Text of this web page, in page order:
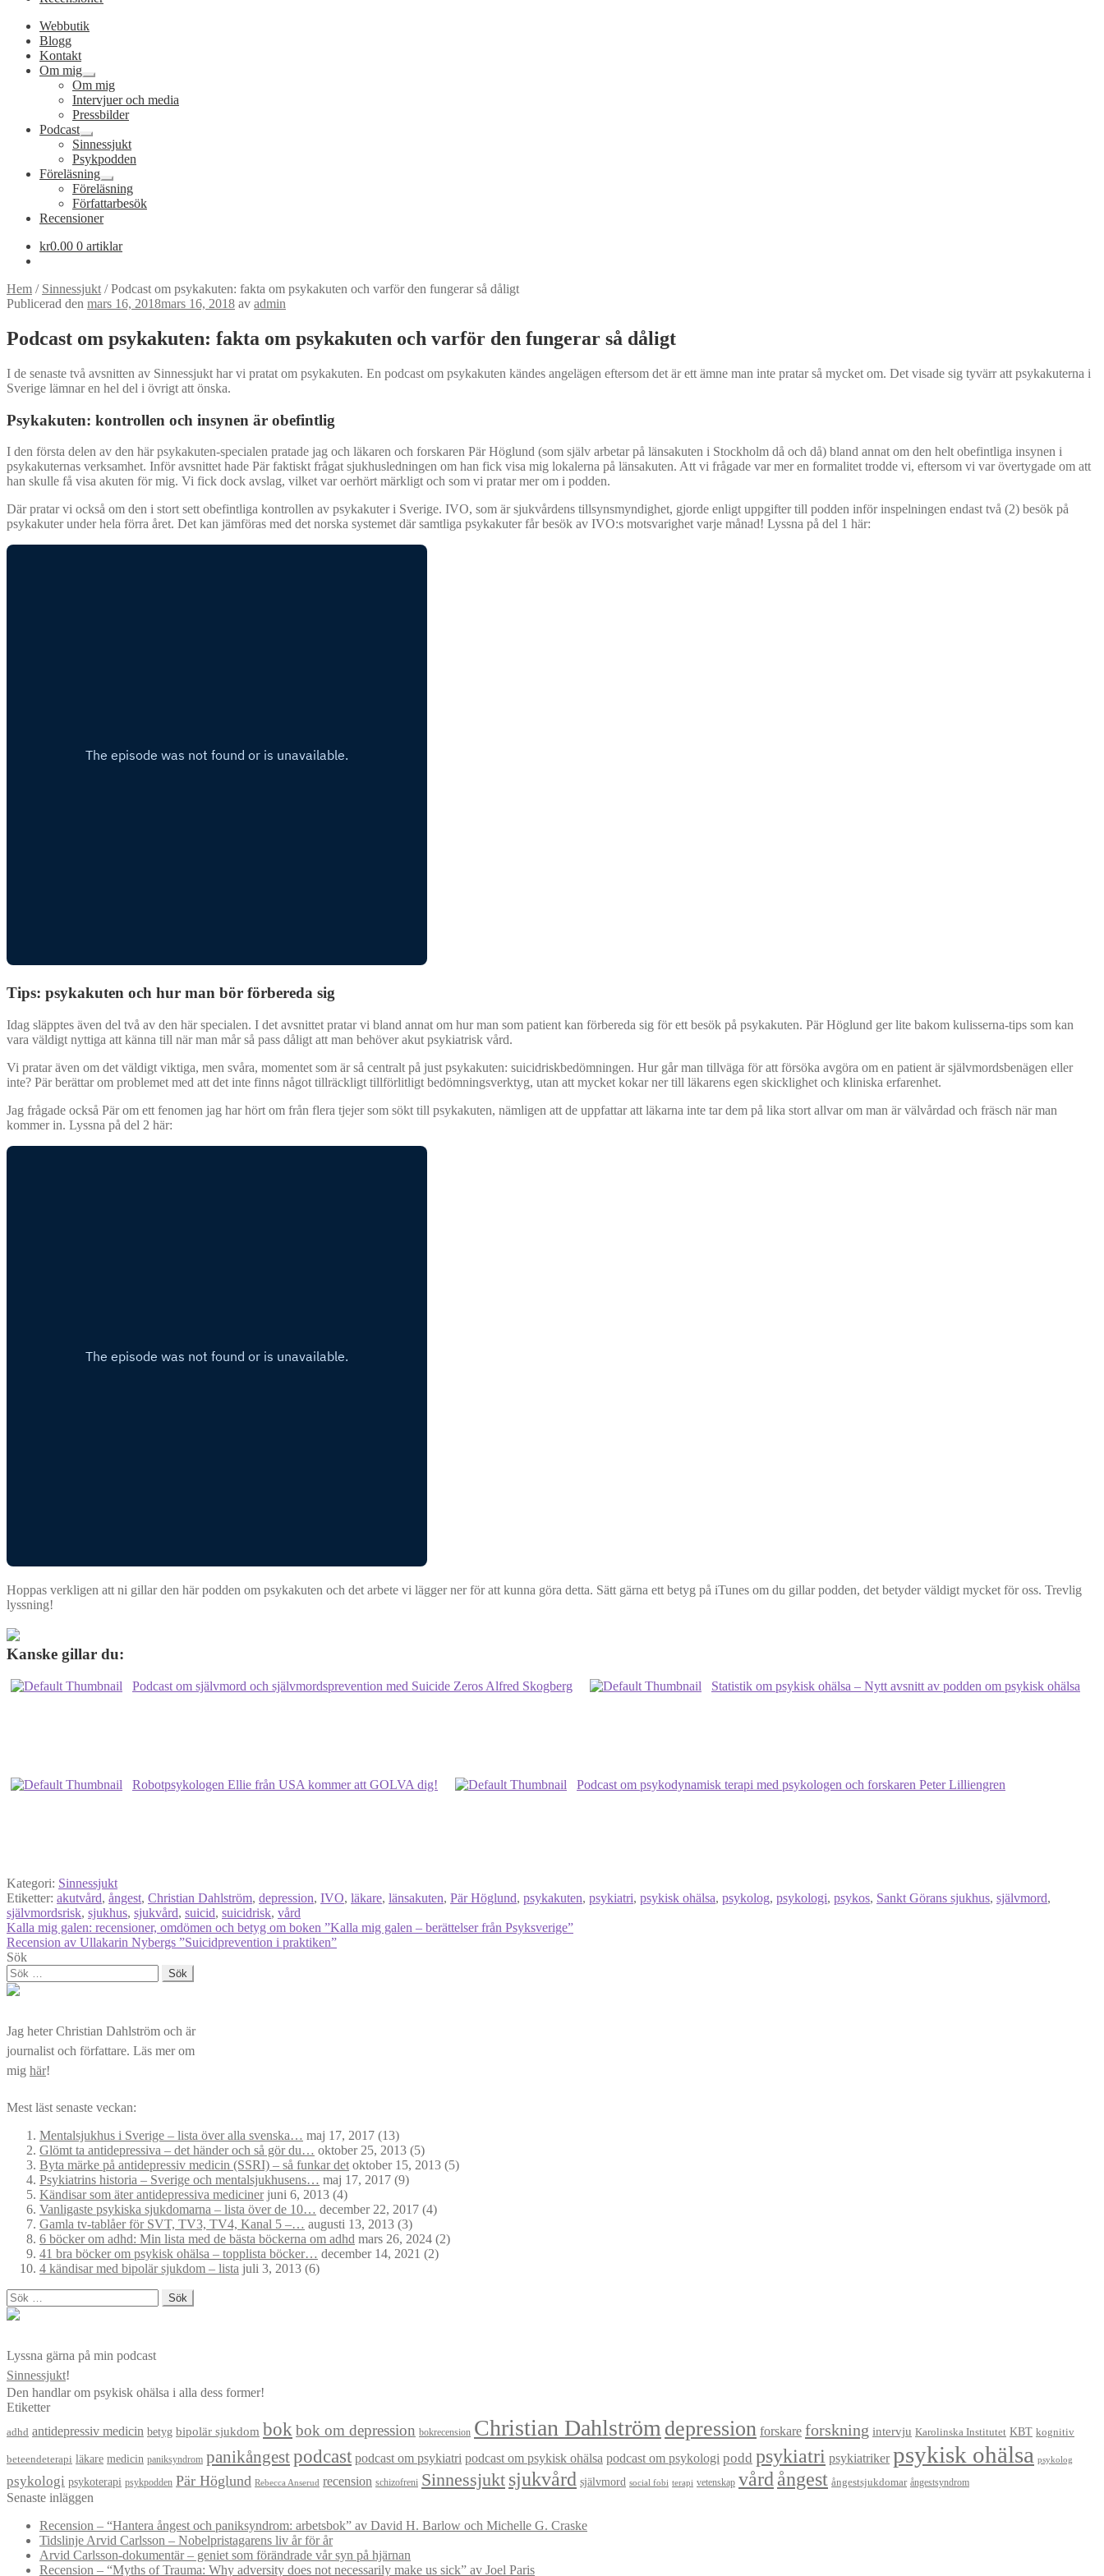
Webbutik
Blogg
Kontakt
Om mig
Expandera
undermeny
Om mig
Intervjuer och media
Pressbilder
Podcast
Expandera
undermeny
Sinnessjukt
Psykpodden
Föreläsning
Expandera
undermeny
Föreläsning
Författarbesök
Recensioner
kr0.00 0 artiklar
Hem / Sinnessjukt /Podcast om psykakuten: fakta om psykakuten och varför den fungerar så dåligt
Publicerad den mars 16, 2018mars 16, 2018 av admin
Podcast om psykakuten: fakta om psykakuten och varför den fungerar så dåligt
I de senaste två avsnitten av Sinnessjukt har vi pratat om psykakuten. En podcast om psykakuten kändes angelägen eftersom det är ett ämne man inte pratar så mycket om. Det visade sig tyvärr att psykakuterna i
Sverige lämnar en hel del i övrigt att önska.
Psykakuten: kontrollen och insynen är obefintlig
I den första delen av den här psykakuten-specialen pratade jag och läkaren och forskaren Pär Höglund (som själv arbetar på länsakuten i Stockholm då och då) bland annat om den helt obefintliga insynen i
psykakuternas verksamhet. Inför avsnittet hade Pär faktiskt frågat sjukhusledningen om han fick visa mig lokalerna på länsakuten. Att vi frågade var mer en formalitet trodde vi, eftersom vi var övertygade om att
han skulle få visa akuten för mig. Vi fick dock avslag, vilket var oerhört märkligt och som vi pratar mer om i podden.
Där pratar vi också om den i stort sett obefintliga kontrollen av psykakuter i Sverige. IVO, som är sjukvårdens tillsynsmyndighet, gjorde enligt uppgifter till podden inför inspelningen endast två (2) besök på
psykakuter under hela förra året. Det kan jämföras med det norska systemet där samtliga psykakuter får besök av IVO:s motsvarighet varje månad! Lyssna på del 1 här:
Tips: psykakuten och hur man bör förbereda sig
Idag släpptes även del två av den här specialen. I det avsnittet pratar vi bland annat om hur man som patient kan förbereda sig för ett besök på psykakuten. Pär Höglund ger lite bakom kulisserna-tips som kan
vara väldigt nyttiga att känna till när man mår så pass dåligt att man behöver akut psykiatrisk vård.
Vi pratar även om det väldigt viktiga, men svåra, momentet som är så centralt på just psykakuten: suicidriskbedömningen. Hur går man tillväga för att försöka avgöra om en patient är självmordsbenägen eller
inte? Pär berättar om problemet med att det inte finns något tillräckligt tillförlitligt bedömningsverktyg, utan att mycket kokar ner till läkarens egen skicklighet och kliniska erfarenhet.
Jag frågade också Pär om ett fenomen jag har hört om från flera tjejer som sökt till psykakuten, nämligen att de uppfattar att läkarna inte tar dem på lika stort allvar om man är välvårdad och fräsch när man
kommer in. Lyssna på del 2 här:
Hoppas verkligen att ni gillar den här podden om psykakuten och det arbete vi lägger ner för att kunna göra detta. Sätt gärna ett betyg på iTunes om du gillar podden, det betyder väldigt mycket för oss. Trevlig
lyssning!
Kanske gillar du:
Podcast om självmord och självmordsprevention med Suicide Zeros Alfred Skogberg Statistik om psykisk ohälsa – Nytt avsnitt av podden om psykisk ohälsa
Robotpsykologen Ellie från USA kommer att GOLVA dig! Podcast om psykodynamisk terapi med psykologen och forskaren Peter Lilliengren
Kategori: Sinnessjukt
Etiketter: akutvård, ångest, Christian Dahlström, depression, IVO, läkare, länsakuten, Pär Höglund, psykakuten, psykiatri, psykisk ohälsa, psykolog, psykologi, psykos, Sankt Görans sjukhus, självmord,
självmordsrisk, sjukhus, sjukvård, suicid, suicidrisk, vård
Inläggsnavigering
Föregående
inlägg:
Kalla mig galen: recensioner, omdömen och betyg om boken ”Kalla mig galen – berättelser från Psyksverige”
Nästa
inlägg:
Recension av Ullakarin Nybergs ”Suicidprevention i praktiken”
Sök
Sök
efter:
Jag heter Christian Dahlström och är
journalist och författare. Läs mer om
mig här!
Mest läst senaste veckan:
Mentalsjukhus i Sverige – lista över alla svenska… maj 17, 2017 (13)
Glömt ta antidepressiva – det händer och så gör du… oktober 25, 2013 (5)
Byta märke på antidepressiv medicin (SSRI) – så funkar det oktober 15, 2013 (5)
Psykiatrins historia – Sverige och mentalsjukhusens… maj 17, 2017 (9)
Kändisar som äter antidepressiva medicinerjuni 6, 2013 (4)
Vanligaste psykiska sjukdomarna – lista över de 10… december 22, 2017 (4)
Gamla tv-tablåer för SVT, TV3, TV4, Kanal 5 –… augusti 13, 2013 (3)
6 böcker om adhd: Min lista med de bästa böckerna om adhd mars 26, 2024 (2)
41 bra böcker om psykisk ohälsa – topplista böcker… december 14, 2021 (2)
4 kändisar med bipolär sjukdom – lista juli 3, 2013 (6)
Sök
efter:
Lyssna gärna på min podcast
Sinnessjukt!
Den handlar om psykisk ohälsa i alla dess former!
Etiketter
adhd antidepressiv medicin betyg bipolär sjukdom bokbok om depression bokrecension Christian Dahlström depression forskare forskning intervju Karolinska Institutet KBT kognitiv
beteendeterapi läkare medicin paniksyndrom panikångestpodcast podcast om psykiatri podcast om psykisk ohälsa podcast om psykologi podd psykiatri psykiatriker psykisk ohälsa psykolog
psykologi psykoterapi psykpodden Pär Höglund Rebecca Anserud recension schizofreni Sinnessjukt sjukvård självmord social fobi terapi vetenskap vård ångest ångestsjukdomar ångestsyndrom
Senaste inläggen
Recension – “Hantera ångest och paniksyndrom: arbetsbok” av David H. Barlow och Michelle G. Craske
Tidslinje Arvid Carlsson – Nobelpristagarens liv år för år
Arvid Carlsson-dokumentär – geniet som förändrade vår syn på hjärnan
Recension – “Myths of Trauma: Why adversity does not necessarily make us sick” av Joel Paris